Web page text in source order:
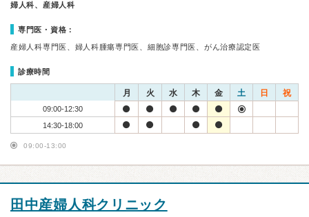
婦人科、産婦人科
専門医・資格：
産婦人科専門医、婦人科腫瘍専門医、細胞診専門医、がん治療認定医
診療時間
月 火 水 木 金 土 日 祝
09:00-12:30
14:30-18:00
09:00-13:00
田中産婦人科クリニック